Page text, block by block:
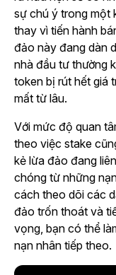
sự chú ý trong một
thay vì tiến hành
đảo này đang dàn
nhà đầu tư thường
token bị rút hết giá
mất từ lâu.
Với mức độ quan
theo việc stake
kẻ lừa đảo đang
chóng từ những
cách theo dõi các
đảo trốn thoát và
vọng, bạn có thể
nạn nhân tiếp theo.